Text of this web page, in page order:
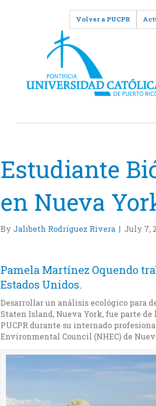
Volver a PUCPR
Estudiante
en Nueva
By Jalibeth Rodríguez Rivera | July 7,
Pamela Martínez Oquendo
Estados Unidos.
Desarrollar un análisis ecológico para
Staten Island, Nueva York, fue parte
PUCPR durante su internado
Environmental Council (NHEC) de